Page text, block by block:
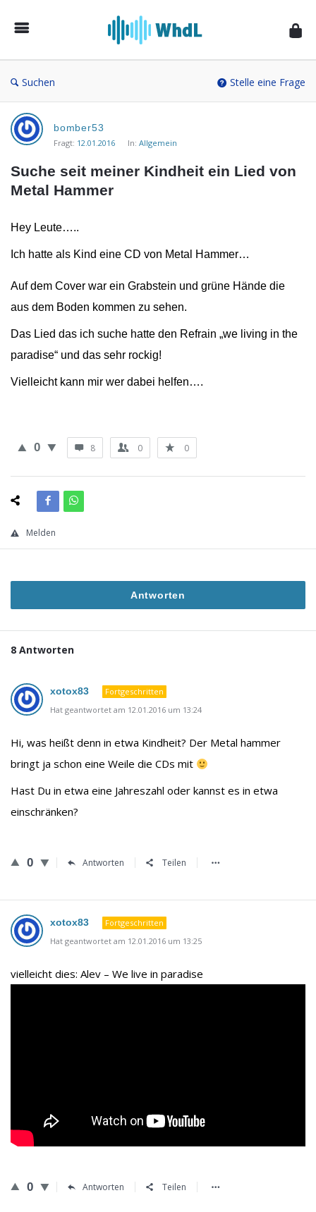
von
Suchen Stelle eine Frage
Musikforum
von
WieheisstdasLied.de
Neueste
bomber53
Fragt: 12.01.2016 In: Allgemein
Suche seit meiner Kindheit ein Lied von
Metal Hammer
Hey Leute…..
Ich hatte als Kind eine CD von Metal Hammer…
Auf dem Cover war ein Grabstein und grüne Hände die
aus dem Boden kommen zu sehen.
Das Lied das ich suche hatte den Refrain „we living in the
paradise“ und das sehr rockig!
Vielleicht kann mir wer dabei helfen….
0 8 0 0
Melden
Antworten
8 Antworten
xotox83
Fortgeschritten
Hat geantwortet am 12.01.2016 um 13:24
Hi, was heißt denn in etwa Kindheit? Der Metal hammer
bringt ja schon eine Weile die CDs mit
Hast Du in etwa eine Jahreszahl oder kannst es in etwa
einschränken?
0 Antworten Teilen
xotox83
Fortgeschritten
Hat geantwortet am 12.01.2016 um 13:25
vielleicht dies: Alev – We live in paradise
0 Antworten Teilen